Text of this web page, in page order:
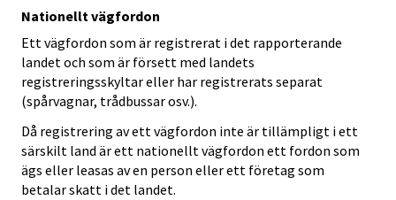
Nationellt vägfordon
Ett vägfordon som är registrerat i det rapporterande
landet och som är försett med landets
registreringsskyltar eller har registrerats separat
(spårvagnar, trådbussar osv.).
Då registrering av ett vägfordon inte är tillämpligt i ett
särskilt land är ett nationellt vägfordon ett fordon som
ägs eller leasas av en person eller ett företag som
betalar skatt i det landet.